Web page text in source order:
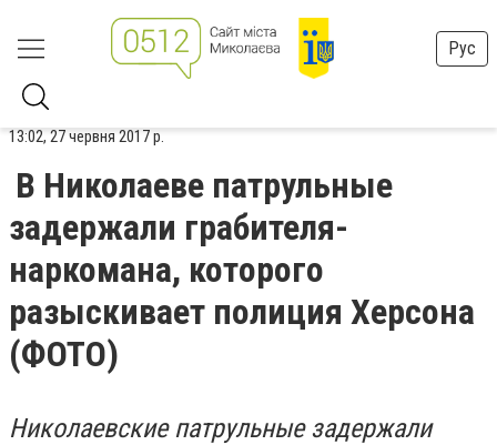
Рус
13:02, 27 червня 2017 р.
В Николаеве патрульные
задержали грабителя-
наркомана, которого
разыскивает полиция Херсона
(ФОТО)
Николаевские патрульные задержали